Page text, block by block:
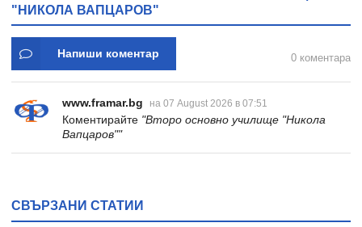
"НИКОЛА ВАПЦАРОВ"
Напиши коментар 0 коментара
www.framar.bg на 07 August 2026 в 07:51
Коментирайте "Второ основно училище "Никола
Вапцаров""
СВЪРЗАНИ СТАТИИ